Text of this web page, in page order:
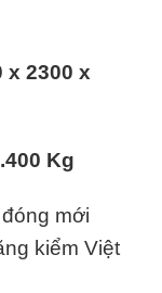
x 2300 x
Kg
đóng mới
kiểm Việt